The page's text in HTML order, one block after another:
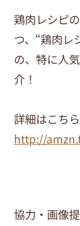
鶏肉レシピ
つ、“鶏肉レ
の、特に人
介！
詳細はこち
http://
協力・画像